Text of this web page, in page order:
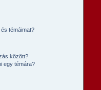
témáimat?
között?
egy témára?